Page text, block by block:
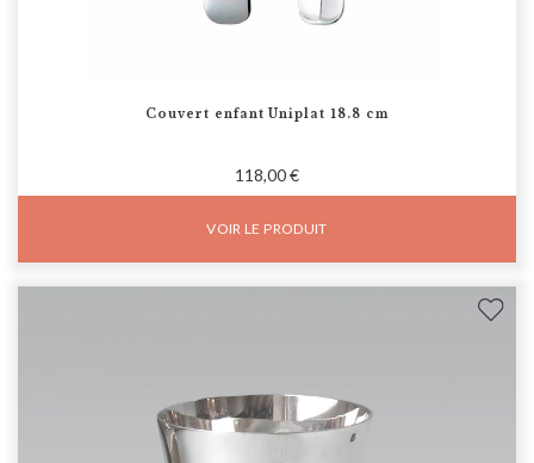
Couvert enfant Uniplat 18.8 cm
118,00 €
VOIR LE PRODUIT